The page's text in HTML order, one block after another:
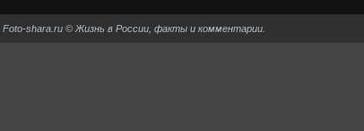
Foto-shara.ru © Жизнь в России, факты и комментарии.